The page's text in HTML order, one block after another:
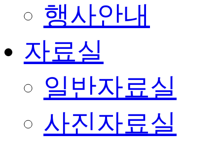
행사안내
자료실
일반자료실
사진자료실